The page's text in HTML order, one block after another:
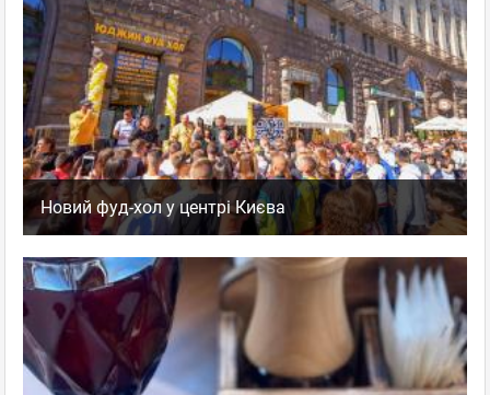
Новий фуд-хол у центрі Києва